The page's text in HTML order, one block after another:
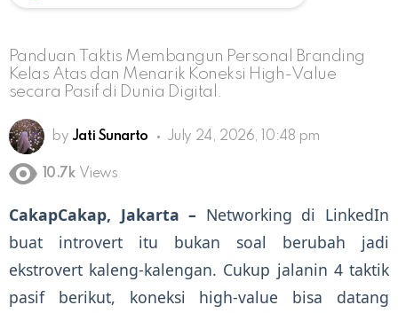
Panduan Taktis Membangun Personal Branding
Kelas Atas dan Menarik Koneksi High-Value
secara Pasif di Dunia Digital.
by Jati Sunarto July 24, 2026, 10:48 pm
10.7k Views
CakapCakap, Jakarta – Networking di LinkedIn
buat introvert itu bukan soal berubah jadi
ekstrovert kaleng-kalengan. Cukup jalanin 4 taktik
pasif berikut, koneksi high-value bisa datang